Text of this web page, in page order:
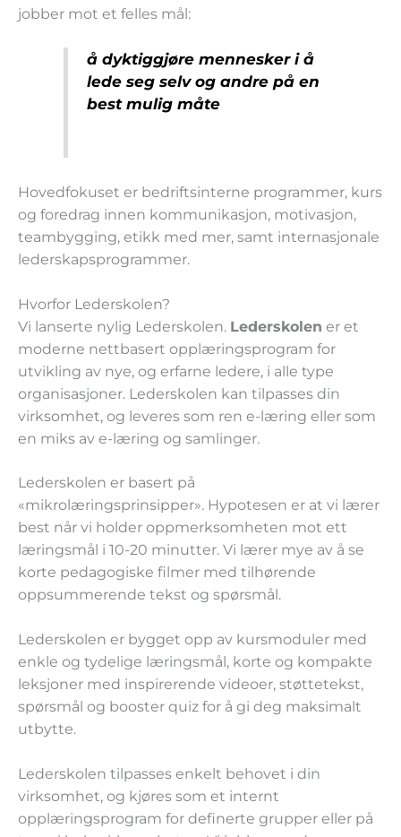
jobber mot et felles mål:
å dyktiggjøre mennesker i å
lede seg selv og andre på en
best mulig måte
Hovedfokuset er bedriftsinterne programmer, kurs
og foredrag innen kommunikasjon, motivasjon,
teambygging, etikk med mer, samt internasjonale
lederskapsprogrammer.
Hvorfor Lederskolen?
Vi lanserte nylig Lederskolen. Lederskolen er et
moderne nettbasert opplæringsprogram for
utvikling av nye, og erfarne ledere, i alle type
organisasjoner. Lederskolen kan tilpasses din
virksomhet, og leveres som ren e-læring eller som
en miks av e-læring og samlinger.
Lederskolen er basert på
«mikrolæringsprinsipper». Hypotesen er at vi lærer
best når vi holder oppmerksomheten mot ett
læringsmål i 10-20 minutter. Vi lærer mye av å se
korte pedagogiske filmer med tilhørende
oppsummerende tekst og spørsmål.
Lederskolen er bygget opp av kursmoduler med
enkle og tydelige læringsmål, korte og kompakte
leksjoner med inspirerende videoer, støttetekst,
spørsmål og booster quiz for å gi deg maksimalt
utbytte.
Lederskolen tilpasses enkelt behovet i din
virksomhet, og kjøres som et internt
opplæringsprogram for definerte grupper eller på